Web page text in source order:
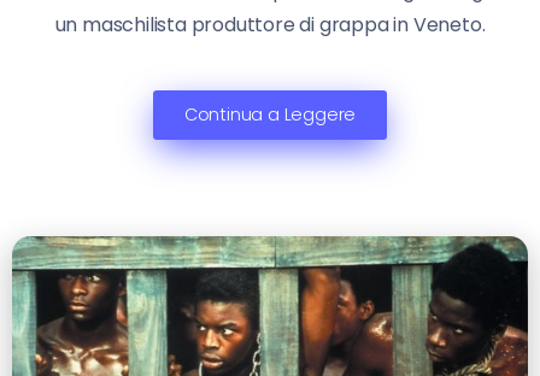
un maschilista produttore di grappa in Veneto.
Continua a Leggere